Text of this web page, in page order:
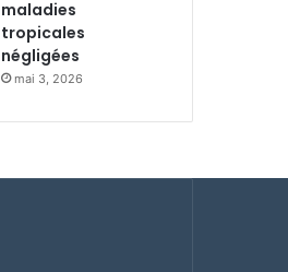
maladies
tropicales
négligées
mai 3, 2026